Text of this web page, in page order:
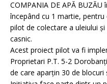
COMPANIA DE APĂ BUZĂU
începând cu 1 martie,
pilot de colectare a uleiului
casnic.
Acest proiect pilot va fi
Proprietari P.T. 5-2
de care aparțin 30 de